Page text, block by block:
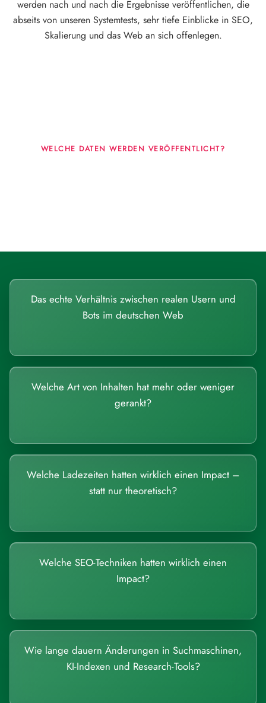
werden nach und nach die Ergebnisse veröffentlichen, die
abseits von unseren Systemtests, sehr tiefe Einblicke in SEO,
Skalierung und das Web an sich offenlegen.
WELCHE DATEN WERDEN VERÖFFENTLICHT?
Das echte Verhältnis zwischen realen Usern und
Bots im deutschen Web
Welche Art von Inhalten hat mehr oder weniger
gerankt?
Welche Ladezeiten hatten wirklich einen Impact –
statt nur theoretisch?
Welche SEO-Techniken hatten wirklich einen
Impact?
Wie lange dauern Änderungen in Suchmaschinen,
KI-Indexen und Research-Tools?